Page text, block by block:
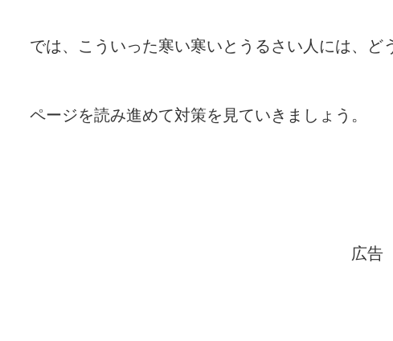
では、こういった寒い寒いとうるさい人には、ど
ページを読み進めて対策を見ていきましょう。
広告